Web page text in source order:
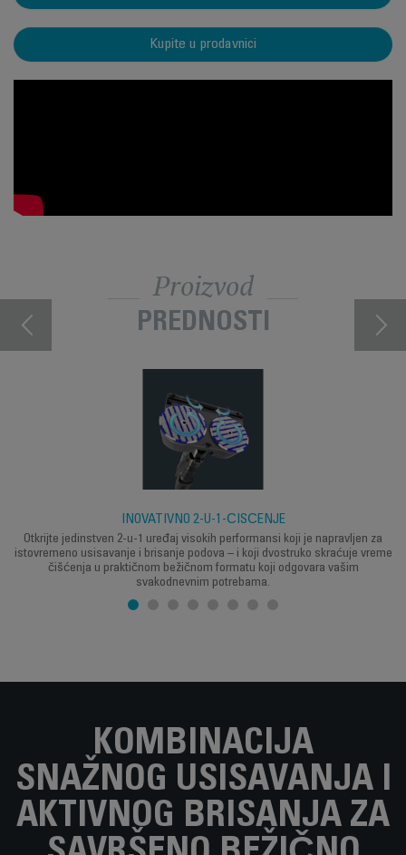
Kupite u prodavnici
Proizvod
PREDNOSTI
INOVATIVNO 2-U-1-ČIŠĆENJE
Otkrijte jedinstven 2-u-1 uređaj visokih performansi koji je napravljen za
istovremeno usisavanje i brisanje podova – i koji dvostruko skraćuje vreme
čišćenja u praktičnom bežičnom formatu koji odgovara vašim
svakodnevnim potrebama.
KOMBINACIJA
SNAŽNOG USISAVANJA I
AKTIVNOG BRISANJA ZA